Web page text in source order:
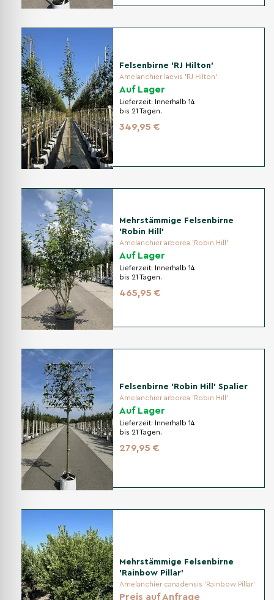
Felsenbirne 'RJ Hilton'
Amelanchier laevis 'RJ Hilton'
Auf Lager
Lieferzeit:
Innerhalb 14
bis 21 Tagen.
349,95 €
Mehrstämmige Felsenbirne
'Robin Hill'
Amelanchier arborea 'Robin Hill'
Auf Lager
Lieferzeit:
Innerhalb 14
bis 21 Tagen.
465,95 €
Felsenbirne 'Robin Hill' Spalier
Amelanchier arborea 'Robin Hill'
Auf Lager
Lieferzeit:
Innerhalb 14
bis 21 Tagen.
279,95 €
Mehrstämmige Felsenbirne
'Rainbow Pillar'
Amelanchier canadensis 'Rainbow Pillar'
Preis auf Anfrage